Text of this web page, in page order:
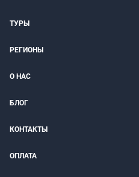
ТУРЫ
РЕГИОНЫ
О НАС
БЛОГ
КОНТАКТЫ
ОПЛАТА